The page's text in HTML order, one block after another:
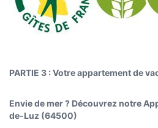
PARTIE 3 : Votre appartement de
Envie de mer ? Découvrez notre
de-Luz (64500)